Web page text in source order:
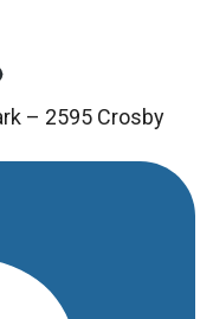
– 2595 Crosby